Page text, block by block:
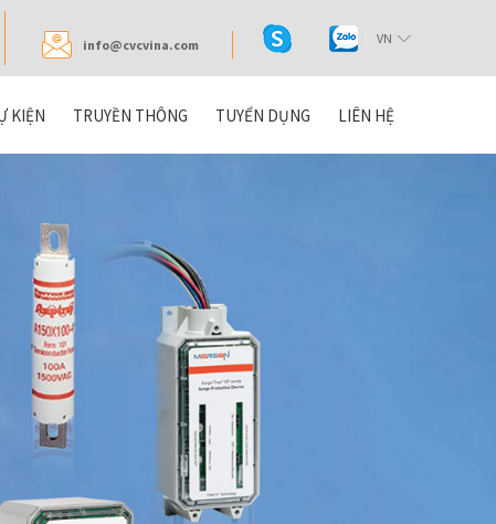
info@cvcvina.com VN
KIỆN TRUYỀN THÔNG TUYỂN DỤNG LIÊN HỆ